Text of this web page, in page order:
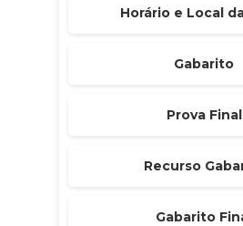
Horário e Local
Gabarito
Prova Final
Recurso
Gabarito